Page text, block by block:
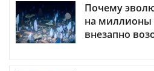
Почему
на миллионы
внезапно